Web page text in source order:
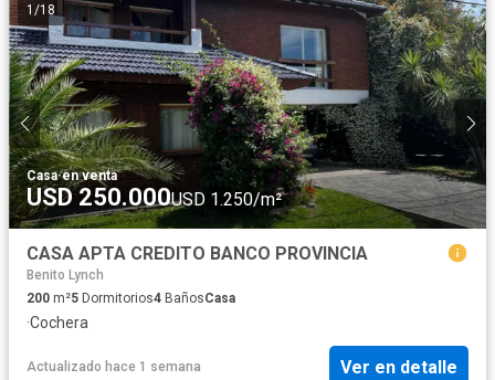
1 /18
Casa·en venta
USD 250.000USD 1.250/m²
CASA APTA CREDITO BANCO PROVINCIA
Benito Lynch
200 m²5 Dormitorios4 BañosCasa
·Cochera
Actualizado hace 1 semana Ver en detalle